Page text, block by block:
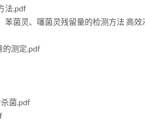
法.pdf
苯菌灵、噻菌灵残留量的检测方法 高效
的测定.pdf
菌.pdf